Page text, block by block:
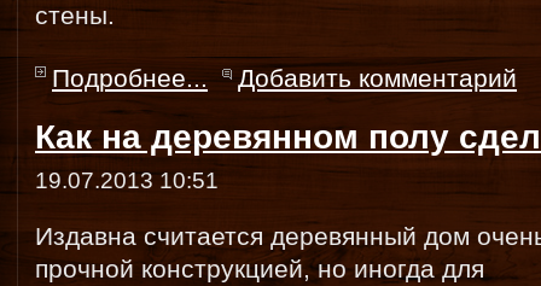
стены.
Подробнее... Добавить комментарий
Как на деревянном полу
19.07.2013 10:51
Издавна считается деревянный дом
прочной конструкцией, но иногда для